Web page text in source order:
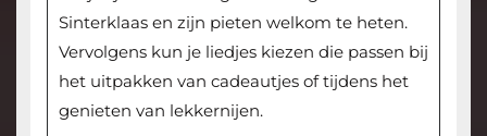
Sinterklaas en zijn pieten welkom te heten.
Vervolgens kun je liedjes kiezen die passen bij
het uitpakken van cadeautjes of tijdens het
genieten van lekkernijen.